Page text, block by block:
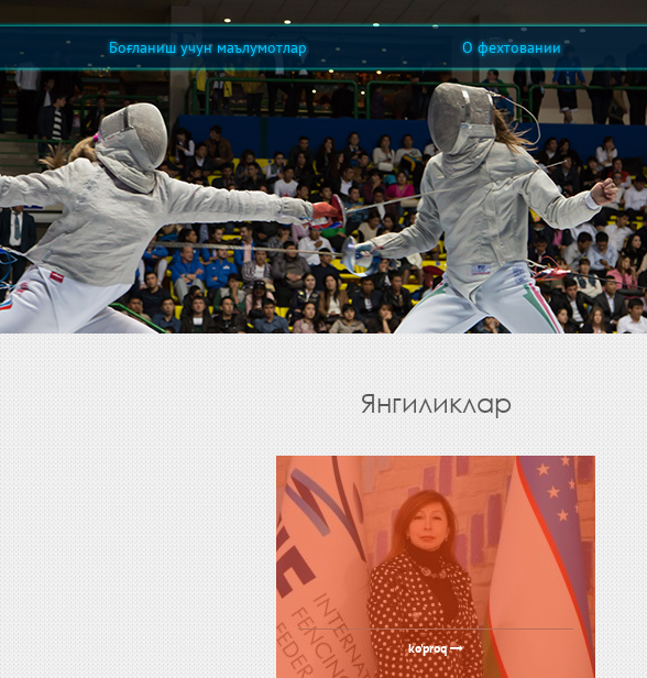
Боғланиш учун маълумотлар О фехтовании
Янгиликлар
ko'proq